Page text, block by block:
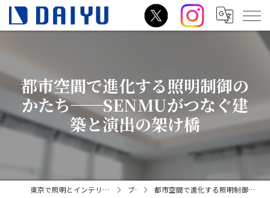
都市空間で進化する照明制御の
かたち──SENMUがつなぐ建
築と演出の架け橋
東京で照明とインテリアコーディネーターの相談はダイユー ブログ 都市空間で進化する照明制御のかたち──SENMUがつなぐ建築と演出の架け橋